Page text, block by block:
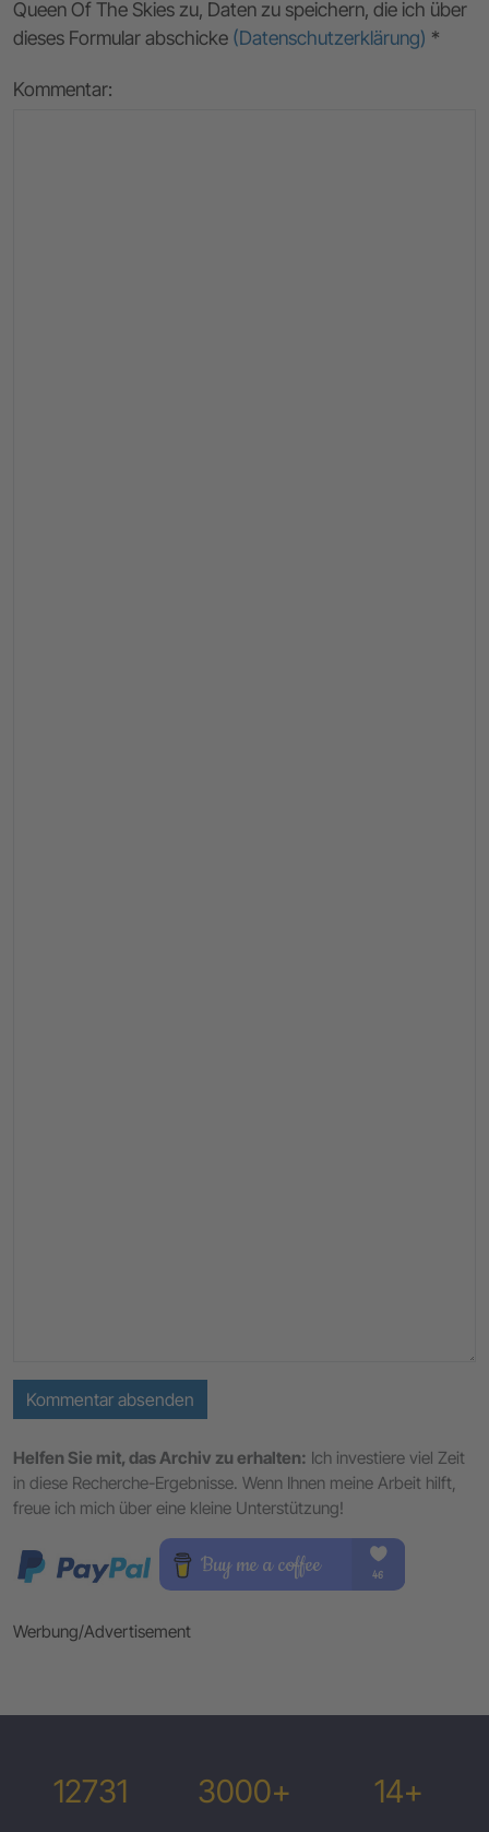
Queen Of The Skies zu, Daten zu speichern, die ich über
dieses Formular abschicke (Datenschutzerklärung) *
Kommentar:
Kommentar absenden
Helfen Sie mit, das Archiv zu erhalten: Ich investiere viel Zeit
in diese Recherche-Ergebnisse. Wenn Ihnen meine Arbeit hilft,
freue ich mich über eine kleine Unterstützung!
Werbung/Advertisement
12731 3000+ 14+